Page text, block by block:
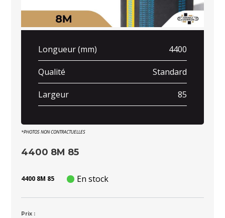
Longueur (mm) 4400
Qualité Standard
Largeur 85
*PHOTOS NON CONTRACTUELLES
4400 8M 85
4400 8M 85 En stock
Prix :